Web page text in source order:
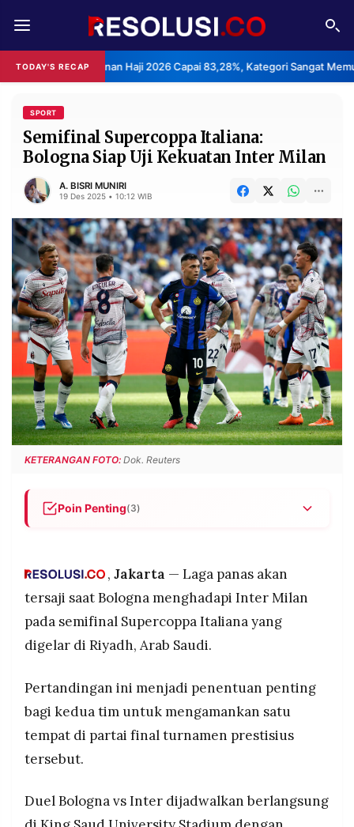
TODAY'S RECAP
Layanan Haji 2026 Capai 83,28%, Kategori Sangat Memuaskan. •
REDAKSI TENTANG
RESOLUSI IKLAN
RUBRIKASI
EDITORIAL AKSARA
DAERAH NASIONAL
MANCA SPORT
INFORMASI
PRIVACY
POLICY
BERITA
WARGA
INFORMASI
IKLAN
KIRIM
TULISAN
PENGADUAN TERM
SERVICE
IKUTI
©
PT.
RESOLUSI
MEDIA
Resolusi.co
2026
SPORT
Semifinal Supercoppa Italiana:
Bologna Siap Uji Kekuatan Inter Milan
A. BISRI MUNIRI
19 Des 2025 • 10:12 WIB
KETERANGAN FOTO: Dok. Reuters
Poin Penting(3)
Riyadh.
Bologna tampil sebagai juara Coppa Italia,
dilanjutkan adu penalti jika berakhir imbang.
, Jakarta — Laga panas akan
tersaji saat Bologna menghadapi Inter Milan
pada semifinal Supercoppa Italiana yang
digelar di Riyadh, Arab Saudi.
Pertandingan ini menjadi penentuan penting
bagi kedua tim untuk mengamankan satu
tempat di partai final turnamen prestisius
tersebut.
Duel Bologna vs Inter dijadwalkan berlangsung